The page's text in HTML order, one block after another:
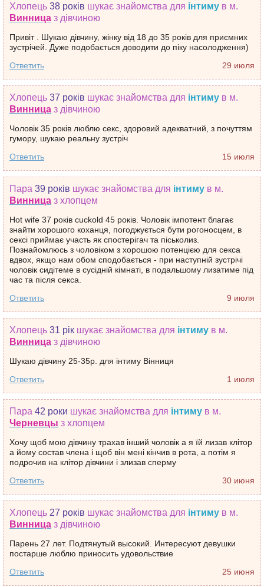
Хлопець 38 років шукає знайомства для інтиму в м.
Винница з дівчиною
Привіт . Шукаю дівчину, жінку від 18 до 35 років для приємних
зустрічей. Дуже подобається доводити до піку насолодження)
29 июля
Ответить
Хлопець 37 років шукає знайомства для інтиму в м.
Винница з дівчиною
Чоловік 35 років люблю секс, здоровий адекватний, з почуттям
гумору, шукаю реальну зустріч
15 июля
Ответить
Пара 39 років шукає знайомства для інтиму в м.
Винница з хлопцем
Hot wife 37 років cuckold 45 років. Чоловік імпотент благає
знайти хорошого коханця, погоджується бути рогоносцем, в
сексі приймає участь як спостерігач та піськолиз.
Познайомлюсь з чоловіком з хорошою потенцією для секса
вдвох, якщо нам обом сподобається - при наступній зустрічі
чоловік сидітеме в сусідній кімнаті, в подальшому лизатиме під
час та після секса.
9 июля
Ответить
Хлопець 31 рік шукає знайомства для інтиму в м.
Винница з дівчиною
Шукаю дівчину 25-35р. для інтиму Вінниця
1 июля
Ответить
Пара 42 роки шукає знайомства для інтиму в м.
Черневцы з хлопцем
Хочу щоб мою дівчину трахав інший чоловік а я їй лизав клітор
а йому состав члена і щоб він мені кінчив в рота, а потім я
подрочив на клітор дівчини і злизав сперму
30 июня
Ответить
Хлопець 27 років шукає знайомства для інтиму в м.
Винница з дівчиною
Парень 27 лет. Подтянутый высокий. Интересуют девушки
постарше люблю приносить удовольствие
25 июня
Ответить